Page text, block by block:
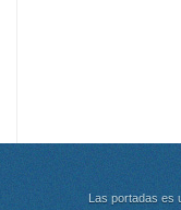
Las portadas es